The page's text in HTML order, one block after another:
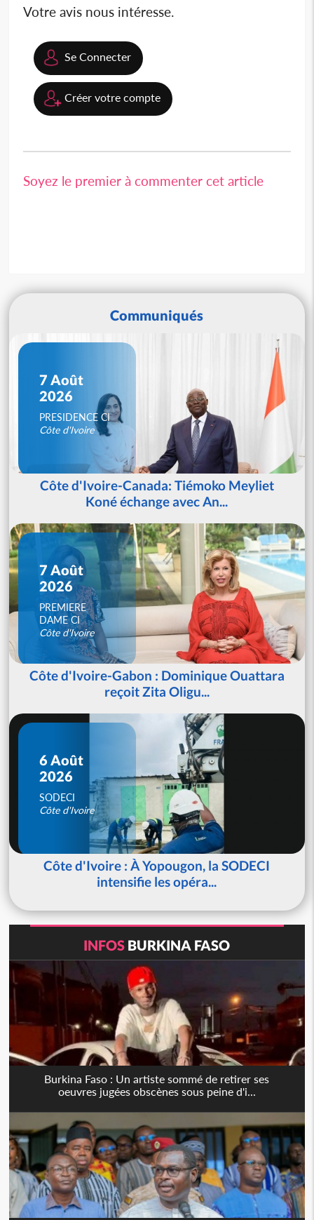
Votre avis nous intéresse.
Se Connecter
Créer votre compte
Soyez le premier à commenter cet article
Communiqués
7 Août
2026
PRESIDENCE CI
Côte d'Ivoire
Côte d'Ivoire-Canada: Tiémoko Meyliet
Koné échange avec An...
7 Août
2026
PREMIERE
DAME CI
Côte d'Ivoire
Côte d'Ivoire-Gabon : Dominique Ouattara
reçoit Zita Oligu...
6 Août
2026
SODECI
Côte d'Ivoire
Côte d'Ivoire : À Yopougon, la SODECI
intensifie les opéra...
INFOS BURKINA FASO
Burkina Faso : Un artiste sommé de retirer ses
oeuvres jugées obscènes sous peine d'i...